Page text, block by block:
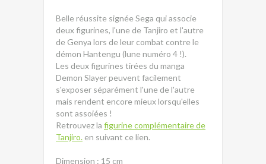
Belle réussite signée Sega qui associe
deux figurines, l'une de Tanjiro et l'autre
de Genya lors de leur combat contre le
démon Hantengu (lune numéro 4 !).
Les deux figurines tirées du manga
Demon Slayer peuvent facilement
s'exposer séparément l'une de l'autre
mais rendent encore mieux lorsqu'elles
sont assoiées !
Retrouvez la figurine complémentaire de
Tanjiro. en suivant ce lien.
Dimension : 15 cm